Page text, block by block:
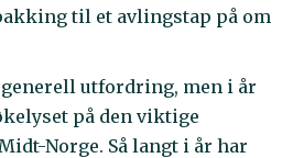
til et avlingstap på om
utfordring, men i år
på den viktige
Norge. Så langt i år har